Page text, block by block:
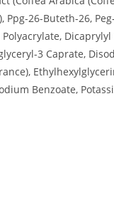
Ppg-26-Buteth-26,
Dicaprylyl
3 Caprate,
Benzoate,